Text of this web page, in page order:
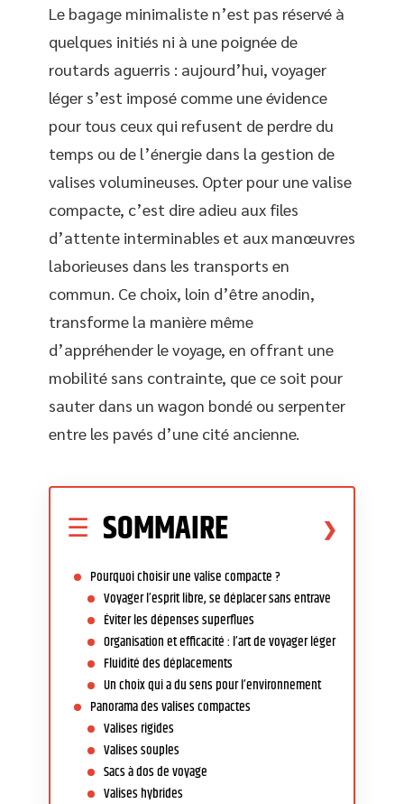
Le bagage minimaliste n’est pas réservé à
quelques initiés ni à une poignée de
routards aguerris : aujourd’hui, voyager
léger s’est imposé comme une évidence
pour tous ceux qui refusent de perdre du
temps ou de l’énergie dans la gestion de
valises volumineuses. Opter pour une valise
compacte, c’est dire adieu aux files
d’attente interminables et aux manœuvres
laborieuses dans les transports en
commun. Ce choix, loin d’être anodin,
transforme la manière même
d’appréhender le voyage, en offrant une
mobilité sans contrainte, que ce soit pour
sauter dans un wagon bondé ou serpenter
entre les pavés d’une cité ancienne.
SOMMAIRE
Pourquoi choisir une valise compacte ?
Voyager l’esprit libre, se déplacer sans entrave
Éviter les dépenses superflues
Organisation et efficacité : l’art de voyager léger
Fluidité des déplacements
Un choix qui a du sens pour l’environnement
Panorama des valises compactes
Valises rigides
Valises souples
Sacs à dos de voyage
Valises hybrides